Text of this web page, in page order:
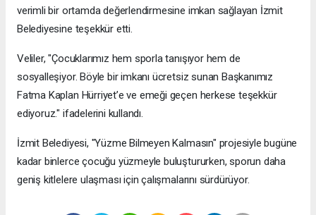
verimli bir ortamda değerlendirmesine imkan sağlayan İzmit
Belediyesine teşekkür etti.
Veliler, "Çocuklarımız hem sporla tanışıyor hem de
sosyalleşiyor. Böyle bir imkanı ücretsiz sunan Başkanımız
Fatma Kaplan Hürriyet’e ve emeği geçen herkese teşekkür
ediyoruz." ifadelerini kullandı.
İzmit Belediyesi, "Yüzme Bilmeyen Kalmasın" projesiyle bugüne
kadar binlerce çocuğu yüzmeyle buluştururken, sporun daha
geniş kitlelere ulaşması için çalışmalarını sürdürüyor.